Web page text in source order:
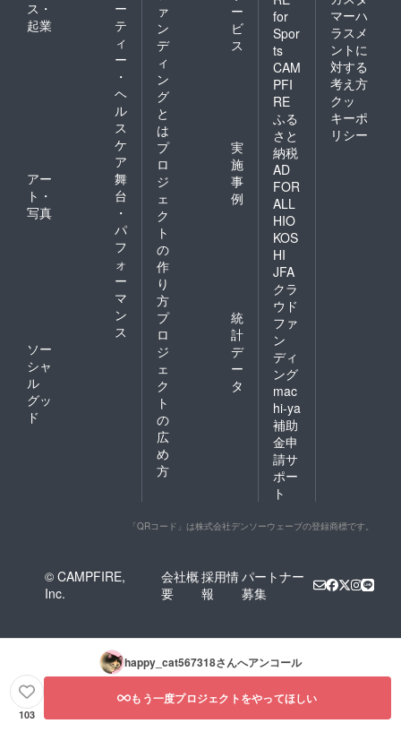
ス・
起業
ー
テ
ィ
ー
・
ヘ
ル
ス
ケ
ア
アー
ト・
写真
舞
台
・
パ
フ
ォ
ー
マ
ン
ス
ソー
シャ
ル
グッ
ド
ァ
ン
デ
ィ
ン
グ
と
は
ー
ビ
ス
プ
ロ
ジ
ェ
ク
ト
の
作
り
方
実
施
事
例
プ
ロ
ジ
ェ
ク
ト
の
広
め
方
統
計
デ
ー
タ
for
Spor
ts
CAM
PFI
RE
ふる
さと
納税
AD
FOR
ALL
HIO
KOS
HI
JFA
クラ
ウド
ファ
ン
ディ
ング
mac
hi-ya
補助
金申
請サ
ポー
ト
マーハ
ラスメ
ントに
対する
考え方
クッ
キーポ
リシー
「QRコード」は株式会社デンソーウェーブの登録商標です。
© CAMPFIRE,
Inc.
会社概
要
採用情
報
パートナー
募集
happy_cat567318さんへアンコール
103
もう一度プロジェクトをやってほしい